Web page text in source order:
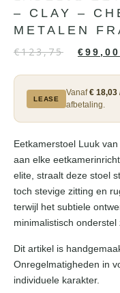
– CLAY –
METALEN
€123,75 €99,00
LEASE
Vanaf€ 18,03
afbetaling.
Eetkamerstoel Luuk
aan elke
elite, straalt deze stoel
toch stevige zitting en
terwijl het subtiele
minimalistisch
Dit artikel is
Onregelmatigheden in
individuele karakter.